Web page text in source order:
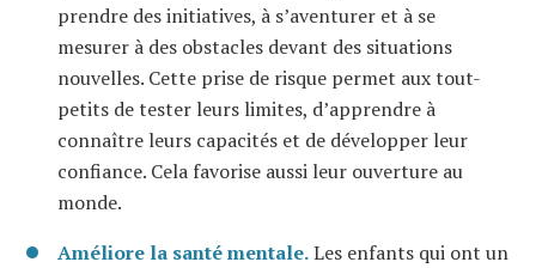
prendre des initiatives, à s’aventurer et à se
mesurer à des obstacles devant des situations
nouvelles. Cette prise de risque permet aux tout-
petits de tester leurs limites, d’apprendre à
connaître leurs capacités et de développer leur
confiance. Cela favorise aussi leur ouverture au
monde.
Améliore la santé mentale.Les enfants qui ont un